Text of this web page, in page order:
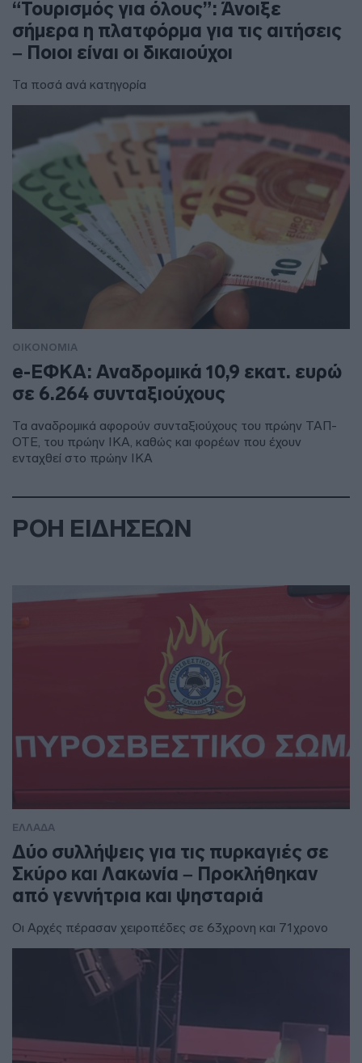
“Τουρισμός για όλους”: Άνοιξε
σήμερα η πλατφόρμα για τις αιτήσεις
– Ποιοι είναι οι δικαιούχοι
Τα ποσά ανά κατηγορία
ΟΙΚΟΝΟΜΙΑ
e-ΕΦΚΑ: Αναδρομικά 10,9 εκατ. ευρώ
σε 6.264 συνταξιούχους
Τα αναδρομικά αφορούν συνταξιούχους του πρώην ΤΑΠ-
ΟΤΕ, του πρώην ΙΚΑ, καθώς και φορέων που έχουν
ενταχθεί στο πρώην ΙΚΑ
ΡΟΗ ΕΙΔΗΣΕΩΝ
ΕΛΛΑΔΑ
Δύο συλλήψεις για τις πυρκαγιές σε
Σκύρο και Λακωνία – Προκλήθηκαν
από γεννήτρια και ψησταριά
Οι Αρχές πέρασαν χειροπέδες σε 63χρονη και 71χρονο